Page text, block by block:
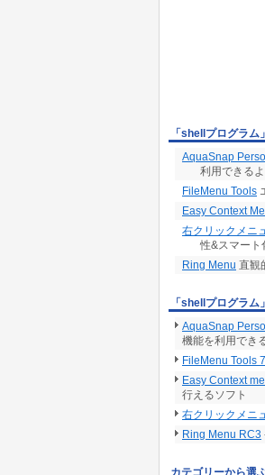
「shellプログラ
AquaSnap
利用できる
FileMenu Tools
Easy Context
右クリックメニ
性&スマート
Ring Menu 直観
「shellプログラ
AquaSnap
機能を利用でき
FileMenu Tools
Easy Context
行えるソフト
右クリックメニ
Ring Menu RC3
カテゴリーから選